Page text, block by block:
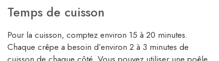
Temps de cuisson
Pour la cuisson, comptez environ 15 à 20 minutes.
Chaque crêpe a besoin d’environ 2 à 3 minutes de